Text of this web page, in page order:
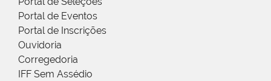
Portal de Eventos
Portal de Inscrições
Ouvidoria
Corregedoria
IFF Sem Assédio